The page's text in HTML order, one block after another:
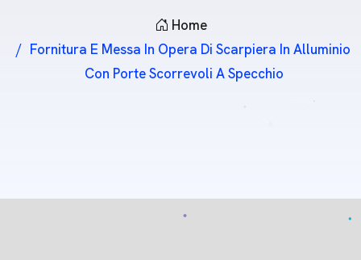
Home
Fornitura E Messa In Opera Di Scarpiera In Alluminio
Con Porte Scorrevoli A Specchio